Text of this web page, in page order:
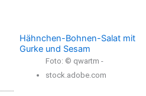
Hähnchen-Bohnen-Salat mit
Gurke und Sesam
Foto: © qwartm -
stock.adobe.com